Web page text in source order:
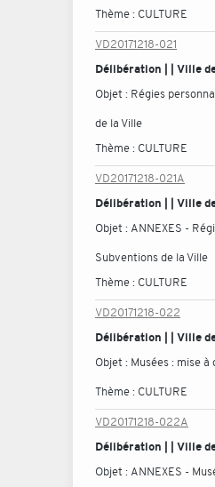
Thème : CULTURE
VD20171218-021
Délibération | | Ville
Objet : Régies
de la Ville
Thème : CULTURE
VD20171218-021A
Délibération | | Ville
Objet : ANNEXES -
Subventions de la Ville
Thème : CULTURE
VD20171218-022
Délibération | | Ville
Objet : Musées : mise
Thème : CULTURE
VD20171218-022A
Délibération | | Ville
Objet : ANNEXES -